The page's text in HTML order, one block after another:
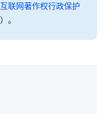
互联网著作权行政保护
。